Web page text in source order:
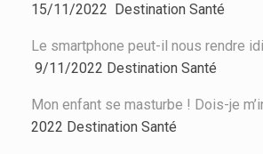
15/11/2022 Destination Santé
Le smartphone peut-il nous rendre
9/11/2022 Destination Santé
Mon enfant se masturbe ! Dois-je
2022 Destination Santé